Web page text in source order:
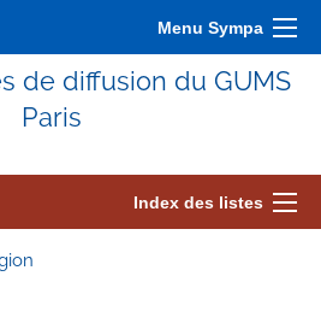
Menu Sympa
de diffusion du GUMS
Paris
Index des listes